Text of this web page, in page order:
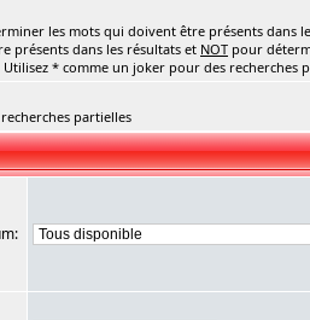
les mots qui doivent être présents dans
présents dans les résultats et NOT pour
* comme un joker pour des recherches
partielles